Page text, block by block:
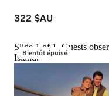
322 $AU
Bientôt épuisé
Slide 1 of 1, Guests
Island.